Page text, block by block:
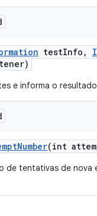
testInfo ,
e informa o
Number(int
de tentativas de nova